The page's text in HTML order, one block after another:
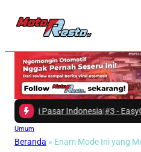
Pasar Indonesia|#3 -EasyGo
Umum
Beranda » Enam Mode Ini yang